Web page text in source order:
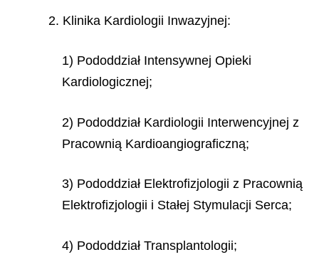
2. Klinika Kardiologii Inwazyjnej:
1) Pododdział Intensywnej Opieki
Kardiologicznej;
2) Pododdział Kardiologii Interwencyjnej z
Pracownią Kardioangiograficzną;
3) Pododdział Elektrofizjologii z Pracownią
Elektrofizjologii i Stałej Stymulacji Serca;
4) Pododdział Transplantologii;